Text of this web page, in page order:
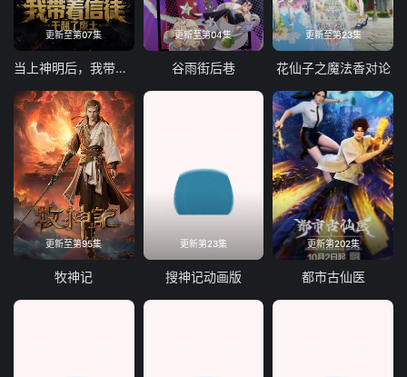
更新至第07集
当上神明后，我带着信徒干翻了废土
更新至第04集
谷雨街后巷
更新至第23集
花仙子之魔法香对论
更新至第95集
牧神记
更新第23集
搜神记动画版
更新第202集
都市古仙医